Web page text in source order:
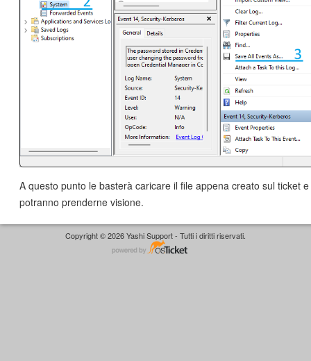
A questo punto le basterà caricare il file appena creato sul ticket
potranno prenderne visione.
Copyright © 2026 Yashi Support - Tutti i diritti riservati.